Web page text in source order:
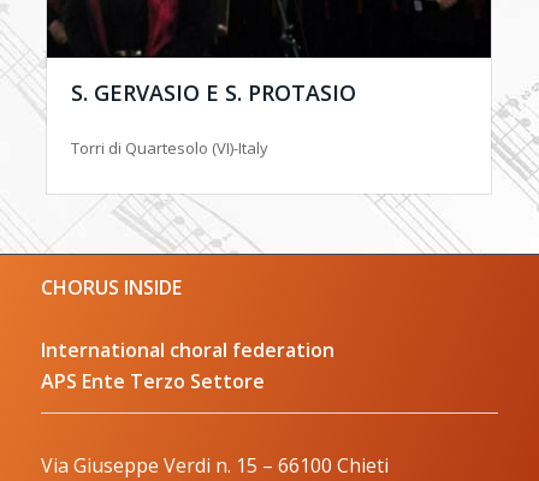
S. GERVASIO E S. PROTASIO
Torri di Quartesolo (VI)-Italy
CHORUS INSIDE
International choral federation
APS Ente Terzo Settore
Via Giuseppe Verdi n. 15 – 66100 Chieti